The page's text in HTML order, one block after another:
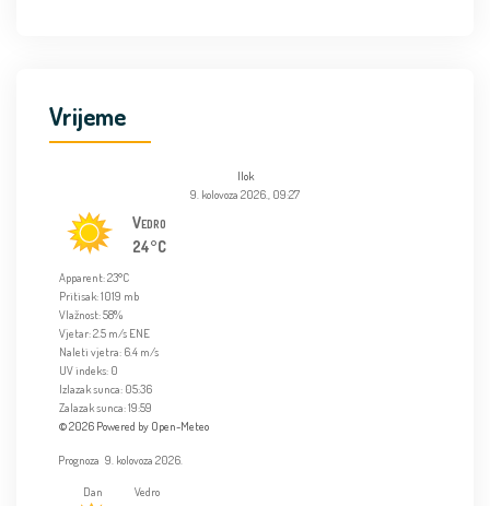
Vrijeme
Ilok
9. kolovoza 2026., 09:27
Vedro
24°C
Apparent: 23°C
Pritisak: 1019 mb
Vlažnost: 58%
Vjetar: 2.5 m/s ENE
Naleti vjetra: 6.4 m/s
UV indeks: 0
Izlazak sunca: 05:36
Zalazak sunca: 19:59
© 2026 Powered by Open-Meteo
Prognoza 9. kolovoza 2026.
Dan
Vedro